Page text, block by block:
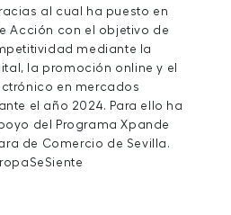
al cual ha puesto en
Acción con el objetivo de
mediante la
la promoción online y el
en mercados
el año 2024. Para ello ha
del Programa Xpande
de Comercio de Sevilla.